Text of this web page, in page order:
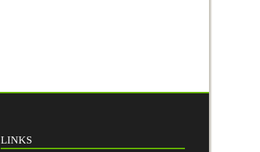
LINKS